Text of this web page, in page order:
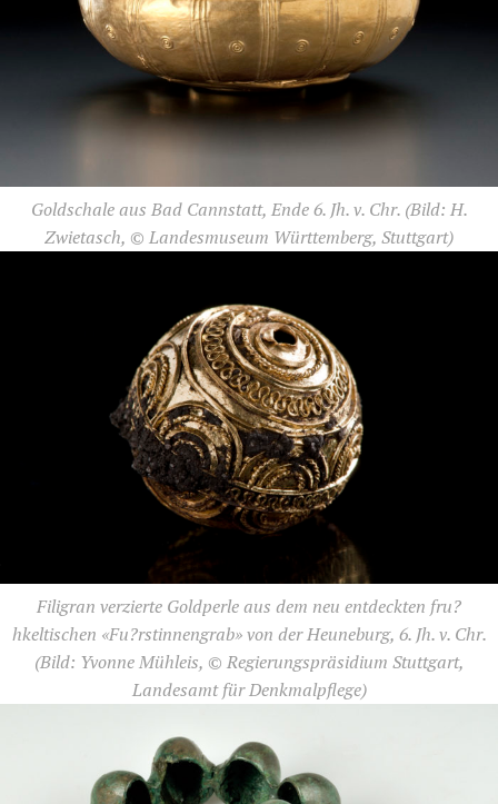
Goldschale aus Bad Cannstatt, Ende 6. Jh. v. Chr.(Bild: H.
Zwietasch, © Landesmuseum Württemberg, Stuttgart)
Filigran verzierte Goldperle aus dem neu entdeckten fru?
hkeltischen «Fu?rstinnengrab» von der Heuneburg, 6. Jh. v. Chr.
(Bild: Yvonne Mühleis, © Regierungspräsidium Stuttgart,
Landesamt für Denkmalpflege)